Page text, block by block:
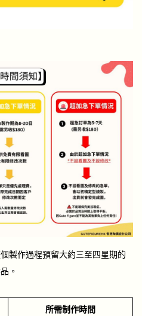
製作過程預留大約三至四星期的
。
所需制作時間